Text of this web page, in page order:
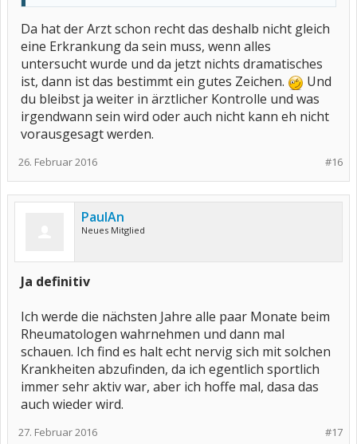
Da hat der Arzt schon recht das deshalb nicht gleich
eine Erkrankung da sein muss, wenn alles
untersucht wurde und da jetzt nichts dramatisches
ist, dann ist das bestimmt ein gutes Zeichen.
Und
du bleibst ja weiter in ärztlicher Kontrolle und was
irgendwann sein wird oder auch nicht kann eh nicht
vorausgesagt werden.
#16
26. Februar 2016
PaulAn
Neues Mitglied
Ja definitiv
Ich werde die nächsten Jahre alle paar Monate beim
Rheumatologen wahrnehmen und dann mal
schauen. Ich find es halt echt nervig sich mit solchen
Krankheiten abzufinden, da ich egentlich sportlich
immer sehr aktiv war, aber ich hoffe mal, dasa das
auch wieder wird.
#17
27. Februar 2016